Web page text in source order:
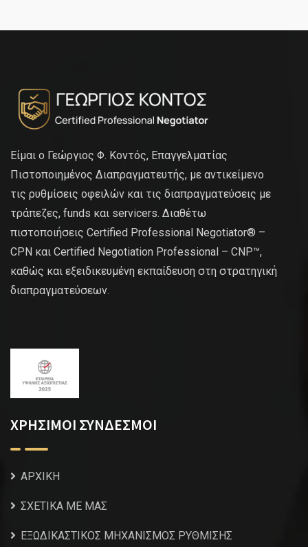
Είμαι ο Γεώργιος Φ. Κοντός, Επαγγελματίας
Πιστοποιημένος Διαπραγματευτής, με αντικείμενο
τις ρυθμίσεις οφειλών και τις διαπραγματεύσεις με
τράπεζες, funds και servicers. Διαθέτω
πιστοποιήσεις Certified Professional Negotiator® –
CPN και Certified Negotiation Professional – CNP™,
καθώς και εξειδικευμένη εκπαίδευση στη στρατηγική
διαπραγματεύσεων.
ΧΡΗΣΙΜΟΙ ΣΥΝΔΕΣΜΟΙ
ΑΡΧΙΚΗ
ΣΧΕΤΙΚΑ ΜΕ ΜΑΣ
ΕΞΩΔΙΚΑΣΤΙΚΟΣ ΜΗΧΑΝΙΣΜΟΣ ΡΥΘΜΙΣΗΣ